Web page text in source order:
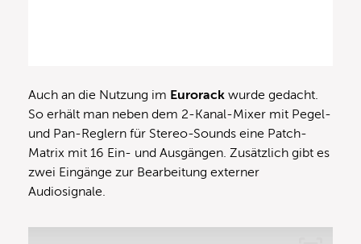
Auch an die Nutzung im Eurorack wurde gedacht.
So erhält man neben dem 2-Kanal-Mixer mit Pegel-
und Pan-Reglern für Stereo-Sounds eine Patch-
Matrix mit 16 Ein- und Ausgängen. Zusätzlich gibt es
zwei Eingänge zur Bearbeitung externer
Audiosignale.